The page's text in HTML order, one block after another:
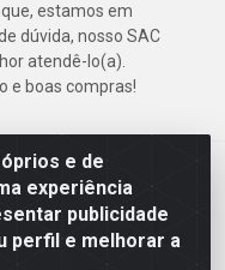
e de
experiência
publicidade
perfil e melhorar a
estamos em
dúvida, nosso SAC
atendê-lo(a).
e boas compras!
de Morais, 2471 -
- CNPJ 24.150.377/0003-